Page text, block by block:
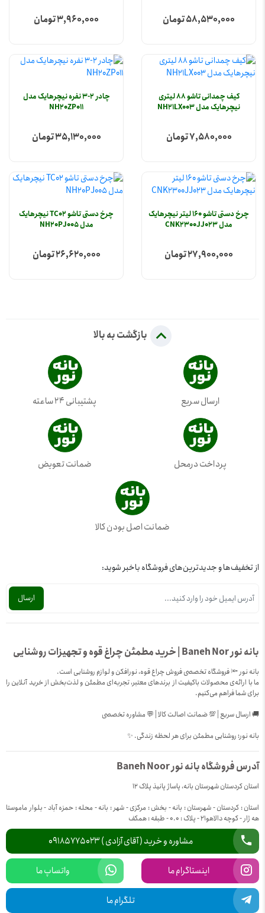
58,530,000 تومان 3,960,000 تومان
کیف چمدانی تاشو 88 لیتری
نیچرهایک مدل NH21LX003
7,580,000 تومان
چادر 2-3 نفره نیچرهایک مدل
NH20ZP011
35,130,000 تومان
چرخ دستی تاشو 160 لیتر نیچرهایک
مدل CNK2300JJ023
27,900,000 تومان
چرخ دستی تاشو TC02 نیچرهایک
مدل NH20PJ005
26,620,000 تومان
بازگشت به بالا
ارسال سریع پشتیبانی 24 ساعته
پرداخت درمحل ضمانت تعویض
ضمانت اصل بودن کالا
از تخفیف‌ها و جدیدترین‌های فروشگاه باخبر شوید:
بانه نور Baneh Nor | خرید مطمئن چراغ قوه و تجهیزات روشنایی
بانه نور 🔦 فروشگاه تخصصی فروش چراغ قوه، نورافکن و لوازم روشنایی است.
ما با ارائه‌ی محصولات باکیفیت از برندهای معتبر، تجربه‌ای مطمئن و لذت‌بخش از خرید آنلاین را
برای شما فراهم می‌کنیم.
🚚 ارسال سریع | 💯 ضمانت اصالت کالا | 💬 مشاوره تخصصی
بانه نور؛ روشنایی مطمئن برای هر لحظه زندگی. ✨
آدرس فروشگاه بانه نور Baneh Noor
استان کردستان شهرستان بانه، پاساژ پانیذ پلاک 12
استان : کردستان - شهرستان : بانه - بخش : مرکزی - شهر : بانه - محله : حمزه آباد - بلوار ماموستا
هه ژار - کوچه دالاهو21 - پلاک : 0.0 - طبقه : همکف
مشاوره و خرید ( آقای آزادی ) 09185775023
اینستاگرام ما واتساپ ما
تلگرام ما